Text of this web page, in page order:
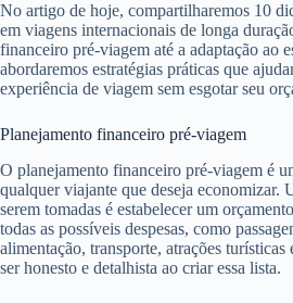
No artigo de hoje, compartilharemos 10
em viagens internacionais de longa
financeiro pré-viagem até a adaptação ao
abordaremos estratégias práticas que
experiência de viagem sem esgotar seu
Planejamento financeiro pré-viagem
O planejamento financeiro pré-viagem é
qualquer viajante que deseja economizar.
serem tomadas é estabelecer um
todas as possíveis despesas, como
alimentação, transporte, atrações
ser honesto e detalhista ao criar essa lista.